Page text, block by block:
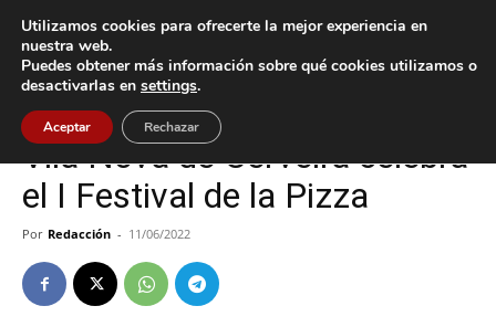
Inicio Cultura / Ocio
Cultura / Ocio Tomiño
Vila Nova de Cerveira celebra
el I Festival de la Pizza
Por Redacción - 11/06/2022
Utilizamos cookies para ofrecerte la mejor experiencia en
nuestra web.
Puedes obtener más información sobre qué cookies utilizamos o
desactivarlas en settings.
Aceptar Rechazar